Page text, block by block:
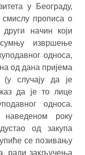
у Београду,
прописа о
начин који
извршење
односа,
од дана пријема
случају да је
да је то лице
односа.
року
од закупа
се позивању
ради закључења